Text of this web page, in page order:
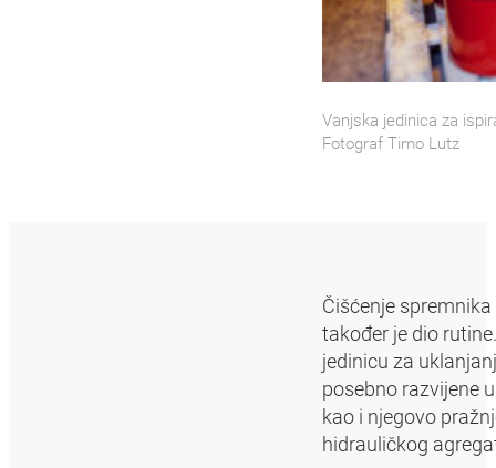
Vanjska jedinica za
Fotograf Timo Lutz
Čišćenje
također je dio
jedinicu za
posebno razvijene
kao i njegovo
hidrauličkog